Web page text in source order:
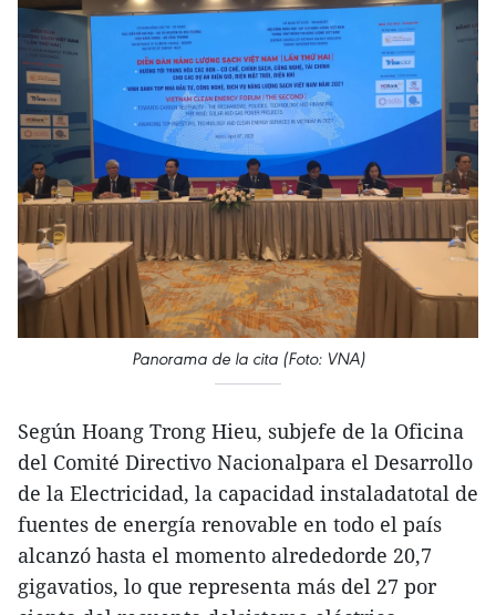
Panorama de la cita (Foto: VNA)
Según Hoang Trong Hieu, subjefe de la Oficina
del Comité Directivo Nacionalpara el Desarrollo
de la Electricidad, la capacidad instaladatotal de
fuentes de energía renovable en todo el país
alcanzó hasta el momento alrededorde 20,7
gigavatios, lo que representa más del 27 por